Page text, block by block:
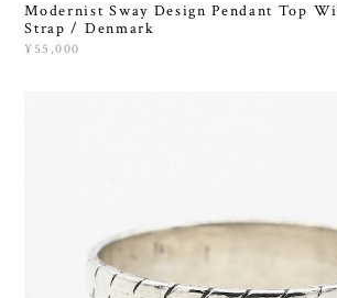
Modernist Sway Design Pendant Top
Strap / Denmark
¥55,000